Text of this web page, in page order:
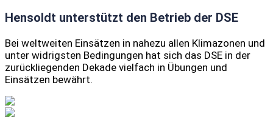
Hensoldt unterstützt den Betrieb der DSE
Bei weltweiten Einsätzen in nahezu allen Klimazonen und
unter widrigsten Bedingungen hat sich das DSE in der
zurückliegenden Dekade vielfach in Übungen und
Einsätzen bewährt.